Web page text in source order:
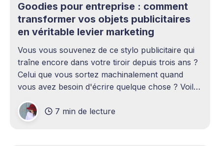
Goodies pour entreprise : comment
transformer vos objets publicitaires
en véritable levier marketing
Vous vous souvenez de ce stylo publicitaire qui
traîne encore dans votre tiroir depuis trois ans ?
Celui que vous sortez machinalement quand
vous avez besoin d'écrire quelque chose ? Voilà
publicitaire. Contrairement à une publicité
Facebook qui disparaît en une fraction
7 min de lecture